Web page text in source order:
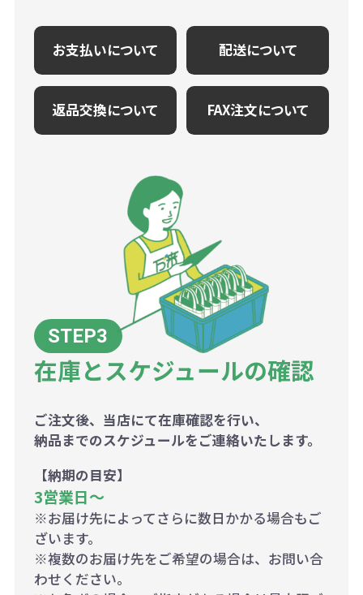
お支払いについて 配送について
返品交換について FAX注文について
在庫とスケジュールの確認
ご注文後、当店にて在庫確認を行い、
納品までのスケジュールをご連絡いたします。
【納期の目安】
3営業日〜
※お届け先によってさらに数日かかる場合もご
ざいます。
※複数のお届け先をご希望の場合は、お問い合
わせください。